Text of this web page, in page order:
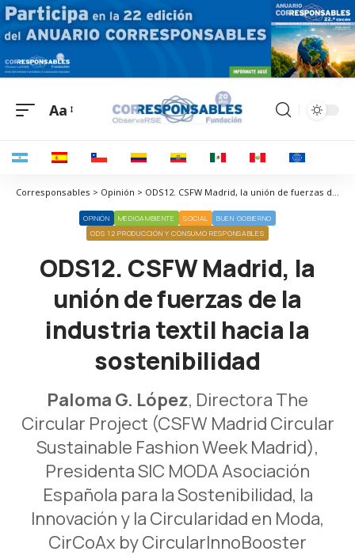
Aa
Corresponsables > Opinión > ODS12. CSFW Madrid, la unión de fuerzas de la industria textil hacia la sostenibilidad
OPINIÓN MEDIOAMBIENTE SOCIAL
BUEN GOBIERNO
ODS 12 PRODUCCIÓN Y CONSUMO RESPONSABLES
ODS12. CSFW Madrid, la
unión de fuerzas de la
industria textil hacia la
sostenibilidad
Paloma G. López, Directora The
Circular Project (CSFW Madrid Circular
Sustainable Fashion Week Madrid),
Presidenta SIC MODA Asociación
Española para la Sostenibilidad, la
Innovación y la Circularidad en Moda,
CirCoAx by CircularInnoBooster